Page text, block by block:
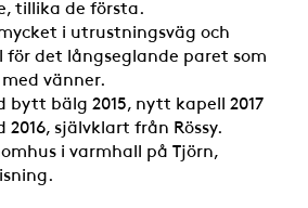
tillika de första.
i utrustningsväg och
det långseglande paret som
vänner.
bytt bälg 2015, nytt kapell 2017
2016, självklart från Rössy.
i varmhall på Tjörn,